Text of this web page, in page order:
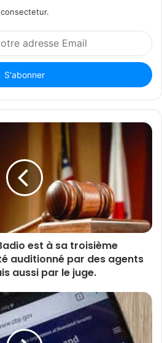
consectetur.
est à sa troisième
auditionné par des agents
aussi par le juge.